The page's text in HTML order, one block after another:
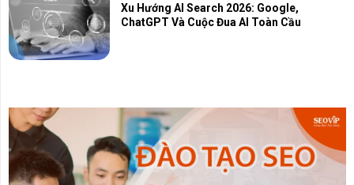
Xu Hướng AI Search 2026: Google,
ChatGPT Và Cuộc Đua AI Toàn Cầu